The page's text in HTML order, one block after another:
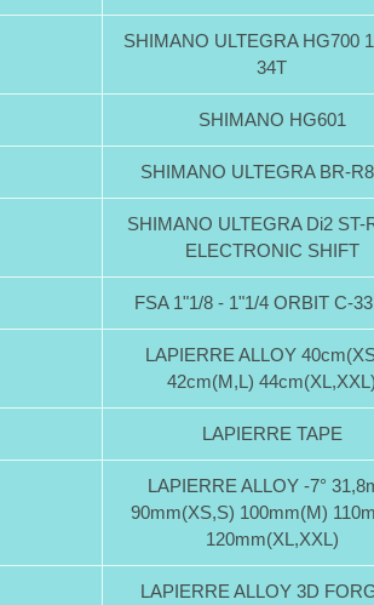
SHIMANO ULTEGRA HG700
34T
SHIMANO HG601
SHIMANO ULTEGRA BR-
SHIMANO ULTEGRA Di2 ST-
ELECTRONIC SHIFT
FSA 1"1/8 - 1"1/4 ORBIT C-
LAPIERRE ALLOY
42cm(M,L) 44cm(XL,XXL)
LAPIERRE TAPE
LAPIERRE ALLOY -7°
90mm(XS,S) 100mm(M)
120mm(XL,XXL)
LAPIERRE ALLOY 3D